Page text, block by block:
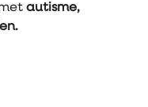
autisme,